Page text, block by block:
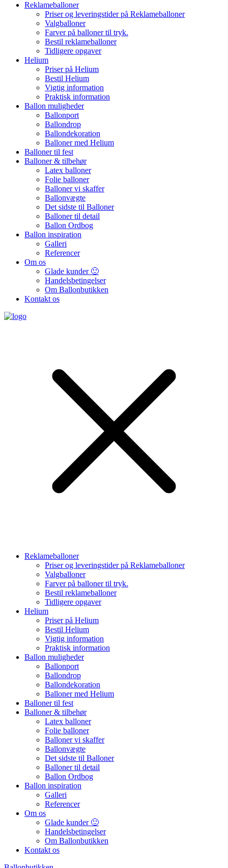
Reklameballoner
Priser og leveringstider på Reklameballoner
Valgballoner
Farver på balloner til tryk.
Bestil reklameballoner
Tidligere opgaver
Helium
Priser på Helium
Bestil Helium
Vigtig information
Praktisk information
Ballon muligheder
Ballonport
Ballondrop
Ballondekoration
Balloner med Helium
Balloner til fest
Balloner & tilbehør
Latex balloner
Folie balloner
Balloner vi skaffer
Ballonvægte
Det sidste til Balloner
Balloner til detail
Ballon Ordbog
Ballon inspiration
Galleri
Referencer
Om os
Glade kunder 🙂
Handelsbetingelser
Om Ballonbutikken
Kontakt os
Reklameballoner
Priser og leveringstider på Reklameballoner
Valgballoner
Farver på balloner til tryk.
Bestil reklameballoner
Tidligere opgaver
Helium
Priser på Helium
Bestil Helium
Vigtig information
Praktisk information
Ballon muligheder
Ballonport
Ballondrop
Ballondekoration
Balloner med Helium
Balloner til fest
Balloner & tilbehør
Latex balloner
Folie balloner
Balloner vi skaffer
Ballonvægte
Det sidste til Balloner
Balloner til detail
Ballon Ordbog
Ballon inspiration
Galleri
Referencer
Om os
Glade kunder 🙂
Handelsbetingelser
Om Ballonbutikken
Kontakt os